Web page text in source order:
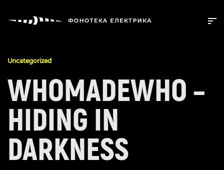
Uncategorized
WHOMADEWHO –
HIDING IN
DARKNESS